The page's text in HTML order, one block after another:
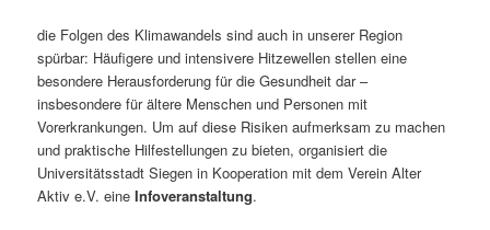
die Folgen des Klimawandels sind auch in unserer Region
spürbar: Häufigere und intensivere Hitzewellen stellen eine
besondere Herausforderung für die Gesundheit dar –
insbesondere für ältere Menschen und Personen mit
Vorerkrankungen. Um auf diese Risiken aufmerksam zu machen
und praktische Hilfestellungen zu bieten, organisiert die
Universitätsstadt Siegen in Kooperation mit dem Verein Alter
Aktiv e.V. eine Infoveranstaltung.